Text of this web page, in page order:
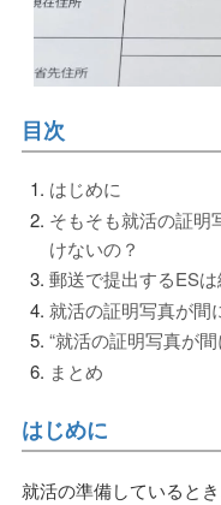
目次
はじめに
そもそも就活の証明
けないの？
郵送で提出するES
就活の証明写真が間
“就活の証明写真が
まとめ
はじめに
就活の準備していると